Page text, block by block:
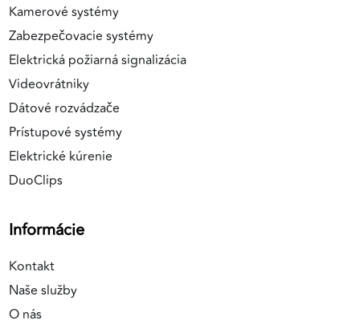
Kamerové systémy
Zabezpečovacie systémy
Elektrická požiarná signalizácia
Videovrátniky
Dátové rozvádzače
Prístupové systémy
Elektrické kúrenie
DuoClips
Informácie
Kontakt
Naše služby
O nás